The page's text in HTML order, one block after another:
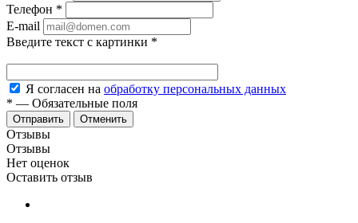
Телефон *
E-mail
Введите текст с картинки *
Я согласен на обработку персональных данных
* — Обязательные поля
Отменить
Отзывы
Отзывы
Нет оценок
Оставить отзыв